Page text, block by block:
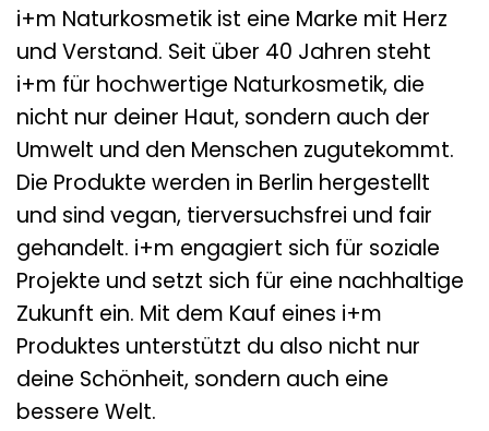
i+m Naturkosmetik ist eine Marke mit Herz
und Verstand. Seit über 40 Jahren steht
i+m für hochwertige Naturkosmetik, die
nicht nur deiner Haut, sondern auch der
Umwelt und den Menschen zugutekommt.
Die Produkte werden in Berlin hergestellt
und sind vegan, tierversuchsfrei und fair
gehandelt. i+m engagiert sich für soziale
Projekte und setzt sich für eine nachhaltige
Zukunft ein. Mit dem Kauf eines i+m
Produktes unterstützt du also nicht nur
deine Schönheit, sondern auch eine
bessere Welt.